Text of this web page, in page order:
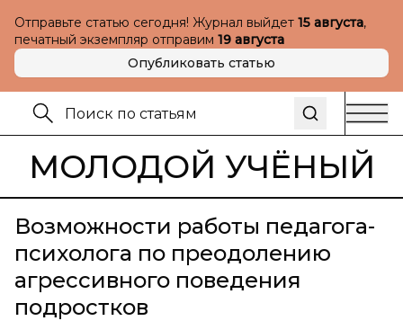
Отправьте статью сегодня! Журнал выйдет 15 августа,
печатный экземпляр отправим 19 августа
Опубликовать статью
МОЛОДОЙ УЧЁНЫЙ
Возможности работы педагога-
психолога по преодолению
агрессивного поведения
подростков